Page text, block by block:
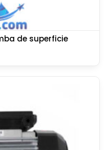
de superficie